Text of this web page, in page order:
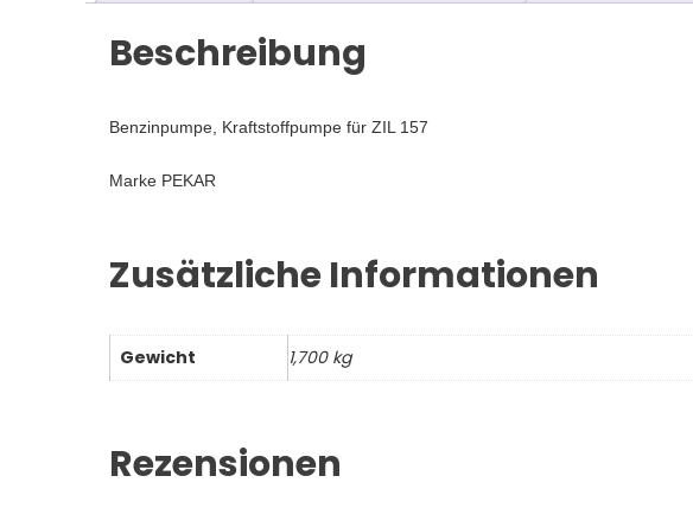
Beschreibung
Benzinpumpe, Kraftstoffpumpe für ZIL 157
Marke PEKAR
Zusätzliche Informationen
Gewicht 1,700 kg
Rezensionen